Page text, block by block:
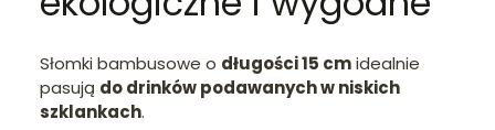
Słomki bambusowe o długości 15 cmidealnie
pasują do drinków podawanych w niskich
szklankach.